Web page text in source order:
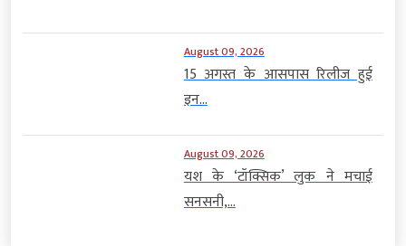
August 09, 2026
15 अगस्त के आसपास रिलीज हुई
इन...
August 09, 2026
यश के ‘टॉक्सिक’ लुक ने मचाई
सनसनी,...